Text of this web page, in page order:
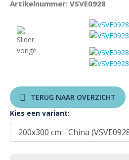
Artikelnummer: VSVE0928
TERUG NAAR OVERZICHT
Kies een variant: